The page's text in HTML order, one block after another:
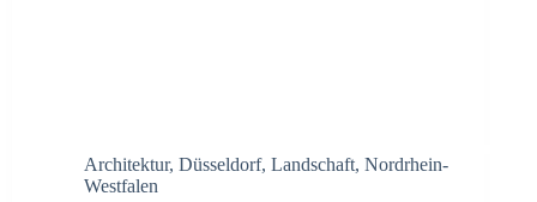
Architektur, Düsseldorf, Landschaft, Nordrhein-
Westfalen